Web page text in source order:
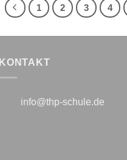
1 2 3 4
KONTAKT
info@thp-schule.de